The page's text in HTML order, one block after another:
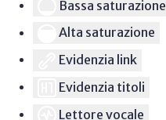
Bassa saturazione
Alta saturazione
Evidenzia link
Evidenzia titoli
Lettore vocale